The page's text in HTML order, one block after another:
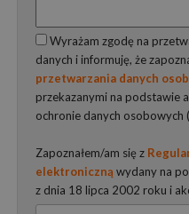
Wyrażam zgodę na
danych i informuję, że
przetwarzania danych
przekazanymi na podstawie
ochronie danych osobowych
Zapoznałem/am się z
elektroniczną wydany na
z dnia 18 lipca 2002 roku i